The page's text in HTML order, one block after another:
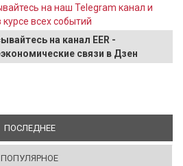
на наш Telegram канал и
курсе всех событий
на канал EER -
связи в Дзен
ПОСЛЕДНЕЕ(АКТИВНАЯ ВКЛАДКА)
ПОПУЛЯРНОЕ